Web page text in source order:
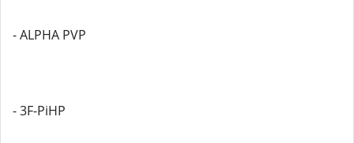
- ALPHA PVP
- 3F-PiHP